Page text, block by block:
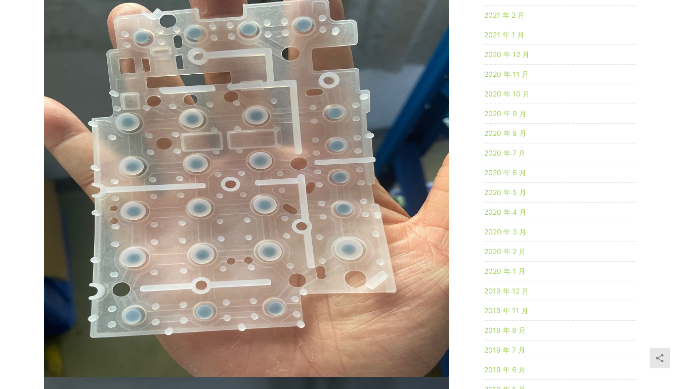
2021 年 2 月
2021 年 1 月
2020 年 12 月
2020 年 11 月
2020 年 10 月
2020 年 9 月
2020 年 8 月
2020 年 7 月
2020 年 6 月
2020 年 5 月
2020 年 4 月
2020 年 3 月
2020 年 2 月
2020 年 1 月
2019 年 12 月
2019 年 11 月
2019 年 8 月
2019 年 7 月
2019 年 6 月